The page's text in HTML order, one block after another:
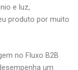
e luz,
produto por muito
no Fluxo B2B
um